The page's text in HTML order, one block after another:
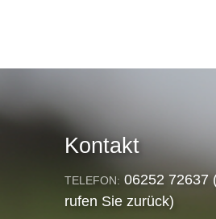
Kontakt
TELEFON: 06252 72637
rufen Sie zurück)